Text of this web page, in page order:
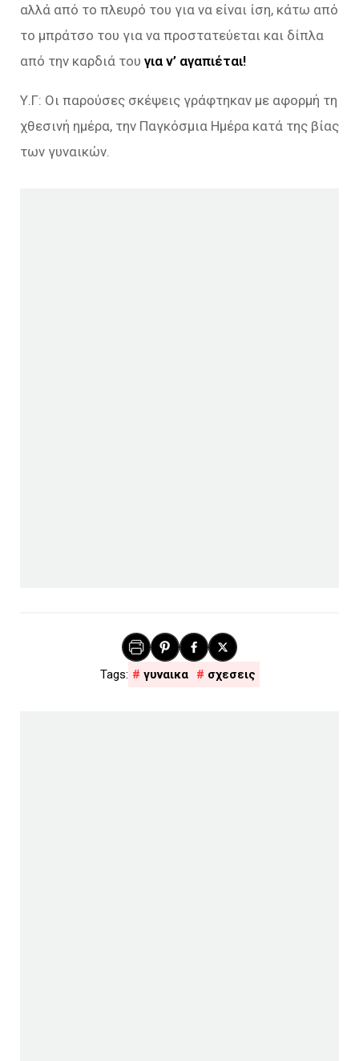
αλλά από το πλευρό του για να είναι ίση, κάτω από
το μπράτσο του για να προστατεύεται και δίπλα
από την καρδιά του για ν’ αγαπιέται!
Υ.Γ: Οι παρούσες σκέψεις γράφτηκαν με αφορμή τη
χθεσινή ημέρα, την Παγκόσμια Ημέρα κατά της βίας
των γυναικών.
γυναικα σχεσεις